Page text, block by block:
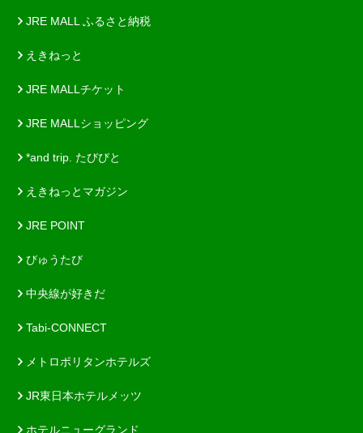
JRE MALL ふるさと納税
えきねっと
JRE MALLチケット
JRE MALLショッピング
*and trip. たびびと
えきねっとマガジン
JRE POINT
びゅうたび
中央線が好きだ
Tabi-CONNECT
メトロポリタンホテルズ
JR東日本ホテルメッツ
ホテルニューグランド